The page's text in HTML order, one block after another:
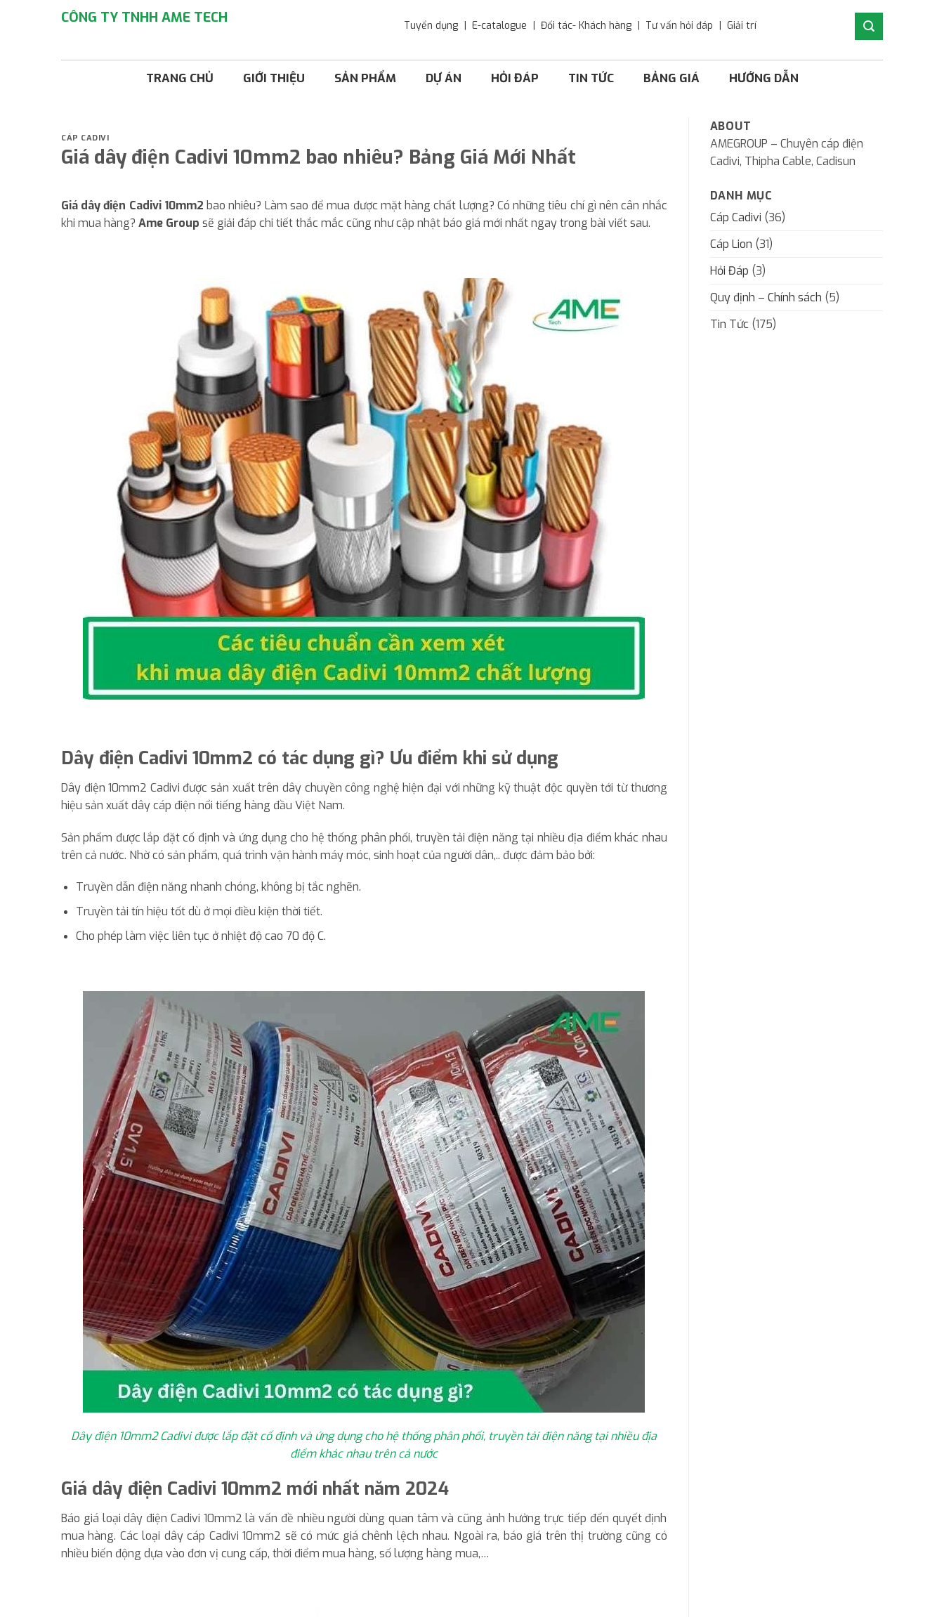
CÔNG TY TNHH AME TECH Tuyển dụng E-catalogue Đối tác- Khách hàng Tư vấn hỏi đáp Giải trí
TRANG CHỦ GIỚI THIỆU SẢN PHẨM DỰ ÁN HỎI ĐÁP TIN TỨC BẢNG GIÁ HƯỚNG DẪN
CÁP CADIVI
Giá dây điện Cadivi 10mm2 bao nhiêu? Bảng Giá Mới Nhất
Giá dây điện Cadivi 10mm2 bao nhiêu? Làm sao để mua được mặt hàng chất lượng? Có những tiêu chí gì nên cân nhắc
khi mua hàng? Ame Group sẽ giải đáp chi tiết thắc mắc cũng như cập nhật báo giá mới nhất ngay trong bài viết sau.
Dây điện Cadivi 10mm2 có tác dụng gì? Ưu điểm khi sử dụng
Dây điện 10mm2 Cadivi được sản xuất trên dây chuyền công nghệ hiện đại với những kỹ thuật độc quyền tới từ thương
hiệu sản xuất dây cáp điện nổi tiếng hàng đầu Việt Nam.
Sản phẩm được lắp đặt cố định và ứng dụng cho hệ thống phân phối, truyền tải điện năng tại nhiều địa điểm khác nhau
trên cả nước. Nhờ có sản phẩm, quá trình vận hành máy móc, sinh hoạt của người dân,.. được đảm bảo bởi:
Truyền dẫn điện năng nhanh chóng, không bị tắc nghẽn.
Truyền tải tín hiệu tốt dù ở mọi điều kiện thời tiết.
Cho phép làm việc liên tục ở nhiệt độ cao 70 độ C.
Dây điện 10mm2 Cadivi được lắp đặt cố định và ứng dụng cho hệ thống phân phối, truyền tải điện năng tại nhiều địa
điểm khác nhau trên cả nước
Giá dây điện Cadivi 10mm2 mới nhất năm 2024
Báo giá loại dây điện Cadivi 10mm2 là vấn đề nhiều người dùng quan tâm và cũng ảnh hưởng trực tiếp đến quyết định
mua hàng. Các loại dây cáp Cadivi 10mm2 sẽ có mức giá chênh lệch nhau. Ngoài ra, báo giá trên thị trường cũng có
nhiều biến động dựa vào đơn vị cung cấp, thời điểm mua hàng, số lượng hàng mua,…
ABOUT
AMEGROUP – Chuyên cáp điện
Cadivi, Thipha Cable, Cadisun
DANH MỤC
Cáp Cadivi (36)
Cáp Lion (31)
Hỏi Đáp (3)
Quy định – Chính sách (5)
Tin Tức(175)